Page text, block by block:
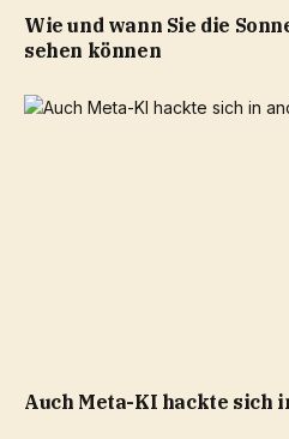
Wie und wann Sie die
sehen können
Auch Meta-KI hackte sich